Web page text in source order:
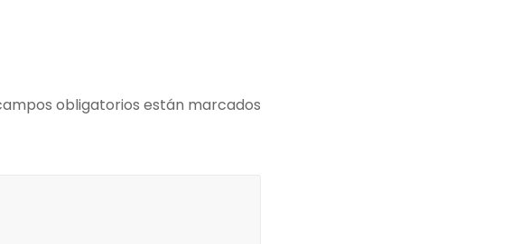
obligatorios están marcados